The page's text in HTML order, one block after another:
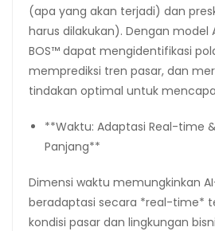
(apa yang akan terjadi) dan
harus dilakukan). Dengan model
BOS™ dapat mengidentifikasi
memprediksi tren pasar, dan
tindakan optimal untuk
**Waktu: Adaptasi Real-time
Panjang**
Dimensi waktu memungkinkan
beradaptasi secara *real-time*
kondisi pasar dan lingkungan